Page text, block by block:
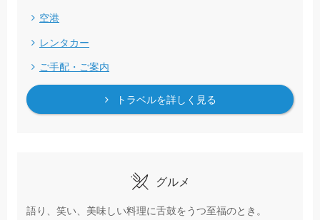
空港
レンタカー
ご手配・ご案内
トラベルを詳しく見る
グルメ
語り、笑い、美味しい料理に舌鼓をうつ至福のとき。